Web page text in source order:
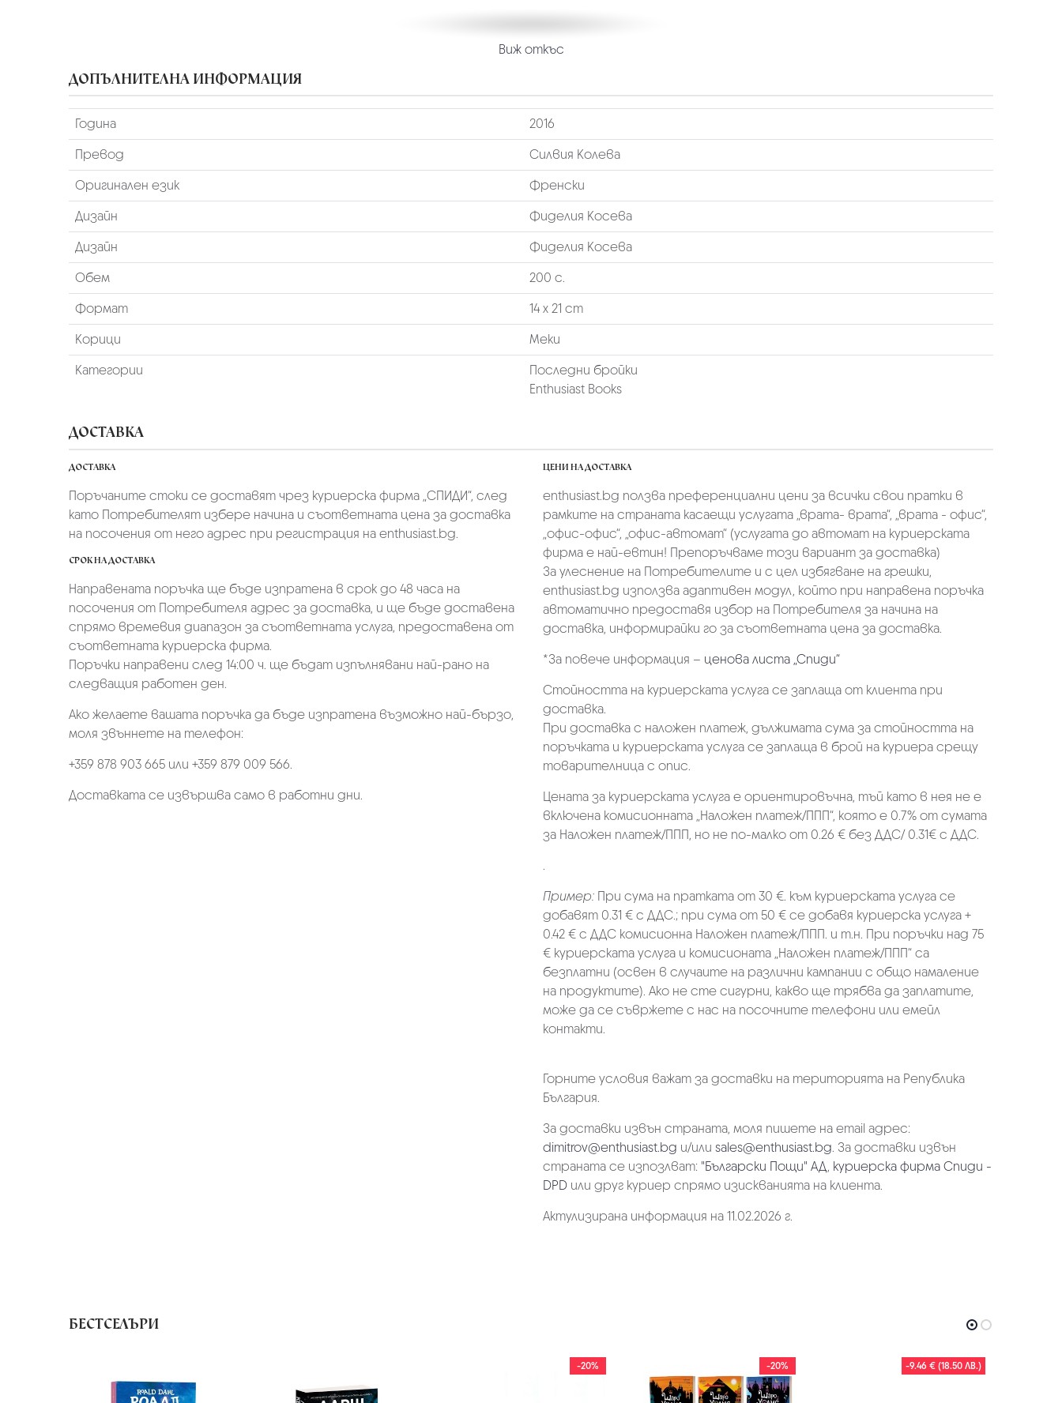
Виж откъс
ДОПЪЛНИТЕЛНА ИНФОРМАЦИЯ
Година
2016
Превод
Силвия Колева
Оригинален език
Френски
Дизайн
Фиделия Косева
Дизайн
Фиделия Косева
Обем
200 с.
Формат
14 х 21 cm
Корици
Меки
Категории
Последни бройки
Enthusiast Books
ДОСТАВКА
ДОСТАВКА
Поръчаните стоки се доставят чрез куриерскa фирмa „СПИДИ“, след
като Потребителят избере начина и съответната цена за доставка
на посочения от него адрес при регистрация на enthusiast.bg.
СРОК НА ДОСТАВКА
Направената поръчка ще бъде изпратена в срок до 48 часа на
посочения от Потребителя адрес за доставка, и ще бъде доставена
спрямо времевия диапазон за съответната услуга, предоставена от
съответната куриерска фирма.
Поръчки направени след 14:00 ч. ще бъдат изпълнявани най-рано на
следващия работен ден.
Ако желаете вашата поръчка да бъде изпратена възможно най-бързо,
моля звъннете на телефон:
+359 878 903 665 или +359 879 009 566.
Доставката се извършва само в работни дни.
ЦЕНИ НА ДОСТАВКА
enthusiast.bg ползва преференциални цени за всички свои пратки в
рамките на страната касаещи услугата „врата- врата“, „врата - офис“,
„oфис-офис“, „офис-автомат“ (услугата до автомат на куриерската
фирма е най-евтин! Препоръчваме този вариант за доставка)
За улеснение на Потребителите и с цел избягване на грешки,
enthusiast.bg използва адаптивен модул, който при направена поръчка
автоматично предоставя избор на Потребителя за начина на
доставка, информирайки го за съответната цена за доставка.
*За повече информация – ценова листа „Спиди“
Стойността на куриерската услуга се заплаща от клиента при
доставка.
При доставка с наложен платеж, дължимата сума за стойността на
поръчката и куриерската услуга се заплаща в брой на куриера срещу
товарителница с опис.
Цената за куриерската услуга е ориентировъчна, тъй като в нея не е
включена комисионната „Наложен платеж/ППП“, която е 0.7% от сумата
за Наложен платеж/ППП, но не по-малко от 0.26 € без ДДС/ 0.31€ с ДДС.
.
Пример: При сума на пратката от 30 €. към куриерската услуга се
добавят 0.31 € с ДДС.; при сума от 50 € се добавя куриерска услуга +
0.42 € с ДДС комисионна Наложен платеж/ППП. и т.н. При поръчки над 75
€ куриерската услуга и комисионата „Наложен платеж/ППП“ са
безплатни (освен в случаите на различни кампании с общо намаление
на продуктите). Ако не сте сигурни, какво ще трябва да заплатите,
може да се съвржете с нас на посочните телефони или емейл
контакти.
Горните условия важат за доставки на територията на Република
България.
За доставки извън страната, моля пишете на email адрес:
dimitrov@enthusiast.bg и/или sales@enthusiast.bg. За доставки извън
страната се изпозлват: "Български Пощи" АД, куриерска фирма Спиди -
DPD или друг куриер спрямо изискванията на клиента.
Актулизирана информация на 11.02.2026 г.
БЕСТСЕЛЪРИ
-20% -20% -9.46 € (18.50 ЛВ.)